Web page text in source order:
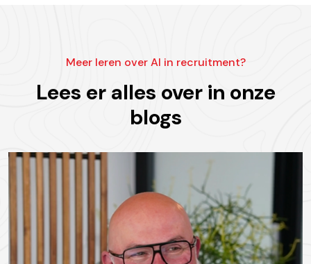
Meer leren over AI in recruitment?
Lees er alles over in onze
blogs